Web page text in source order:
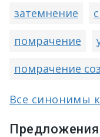
затемнение
помрачение
помрачение
Все синонимы